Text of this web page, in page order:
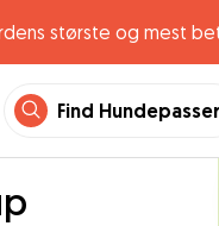
største og mest
Find Hundepasser